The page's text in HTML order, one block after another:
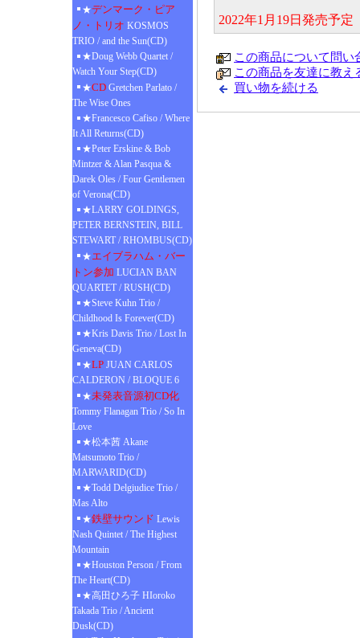
★デンマーク・ピア
ノ・トリオ KOSMOS
TRIO / and the Sun(CD)
★Doug Webb Quartet /
Watch Your Step(CD)
★CD Gretchen Parlato /
The Wise Ones
★Francesco Cafiso / Where
It All Returns(CD)
★Peter Erskine & Bob
Mintzer & Alan Pasqua &
Darek Oles / Four Gentlemen
of Verona(CD)
★LARRY GOLDINGS,
PETER BERNSTEIN, BILL
STEWART / RHOMBUS(CD)
★エイブラハム・バー
トン参加 LUCIAN BAN
QUARTET / RUSH(CD)
★Steve Kuhn Trio /
Childhood Is Forever(CD)
★Kris Davis Trio / Lost In
Geneva(CD)
★LP JUAN CARLOS
CALDERON / BLOQUE 6
★未発表音源初CD化
Tommy Flanagan Trio / So In
Love
★松本茜 Akane
Matsumoto Trio /
MARWARID(CD)
★Todd Delgiudice Trio /
Mas Alto
★鉄壁サウンド Lewis
Nash Quintet / The Highest
Mountain
★Houston Person / From
The Heart(CD)
★高田ひろ子 HIoroko
Takada Trio / Ancient
Dusk(CD)
2022年1月19日発売予
この商品について問い
この商品を友達に教え
買い物を続ける